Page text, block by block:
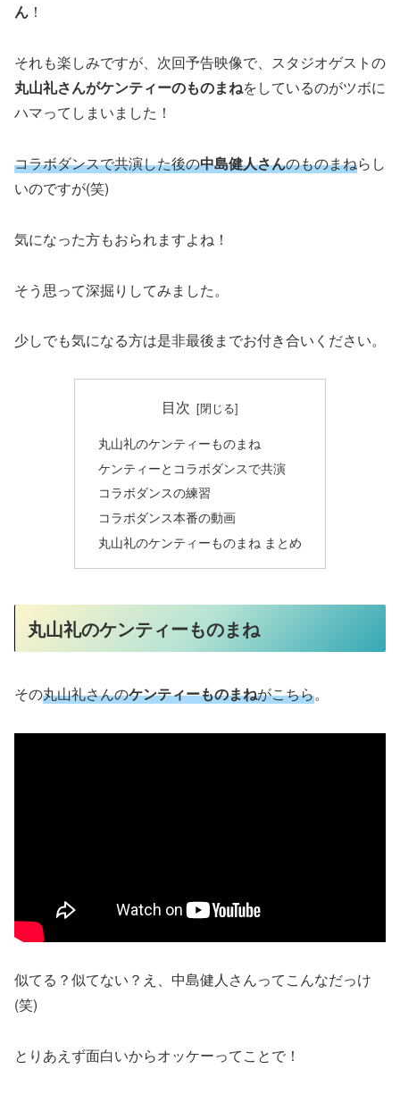
ん ！
それも楽しみですが、次回予告映像で、スタジオゲストの
丸山礼さんがケンティーのものまねをしているのがツボに
ハマってしまいました！
コラボダンスで共演した後の中島健人さんのものまねらし
いのですが(笑)
気になった方もおられますよね！
そう思って深掘りしてみました。
少しでも気になる方は是非最後までお付き合いください。
目次
丸山礼のケンティーものまね
ケンティーとコラボダンスで共演
コラボダンスの練習
コラボダンス本番の動画
丸山礼のケンティーものまね まとめ
丸山礼のケンティーものまね
その丸山礼さんのケンティーものまねがこちら。
似てる？似てない？え、中島健人さんってこんなだっけ
(笑)
とりあえず面白いからオッケーってことで！